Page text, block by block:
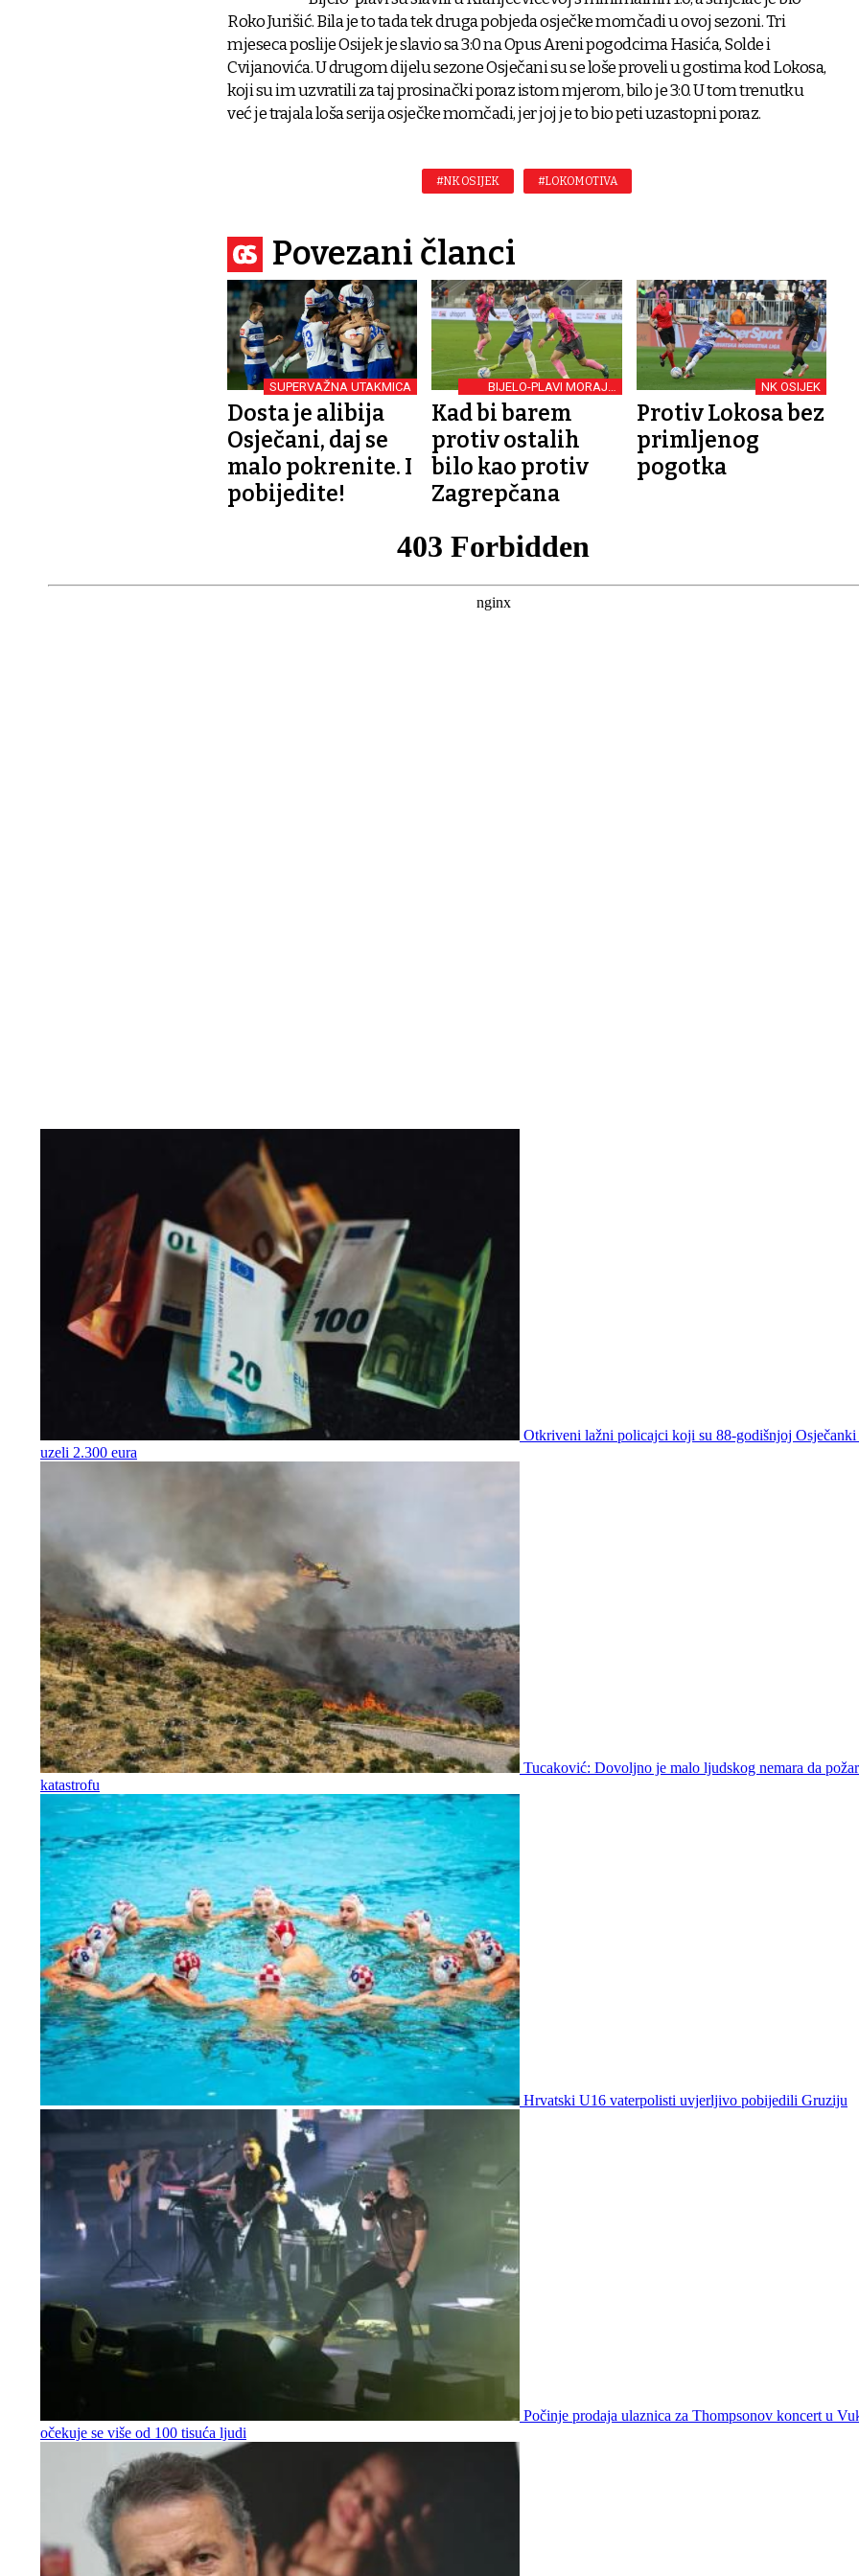
Roko Jurišić. Bila je to tada tek druga pobjeda osječke momčadi u ovoj sezoni. Tri
mjeseca poslije Osijek je slavio sa 3:0 na Opus Areni pogodcima Hasića, Solde i
Cvijanovića. U drugom dijelu sezone Osječani su se loše proveli u gostima kod Lokosa,
koji su im uzvratili za taj prosinački poraz istom mjerom, bilo je 3:0. U tom trenutku
već je trajala loša serija osječke momčadi, jer joj je to bio peti uzastopni poraz.
#NK OSIJEK #LOKOMOTIVA
Povezani članci
SUPERVAŽNA UTAKMICA
Dosta je alibija
Osječani, daj se
malo pokrenite. I
pobijedite!
BIJELO-PLAVI MORAJU
DOBITI
Kad bi barem
protiv ostalih
bilo kao protiv
Zagrepčana
NK OSIJEK
Protiv Lokosa bez
primljenog
pogotka
Otkriveni lažni policajci koji su 88-godišnjoj
uzeli 2.300 eura
Tucaković: Dovoljno je malo ljudskog nemara da požar
katastrofu
Hrvatski U16 vaterpolisti uvjerljivo pobijedili Gruziju
Počinje prodaja ulaznica za Thompsonov koncert u
očekuje se više od 100 tisuća ljudi